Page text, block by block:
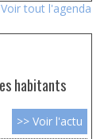
tout l'agenda
habitants
>> Voir l'actu